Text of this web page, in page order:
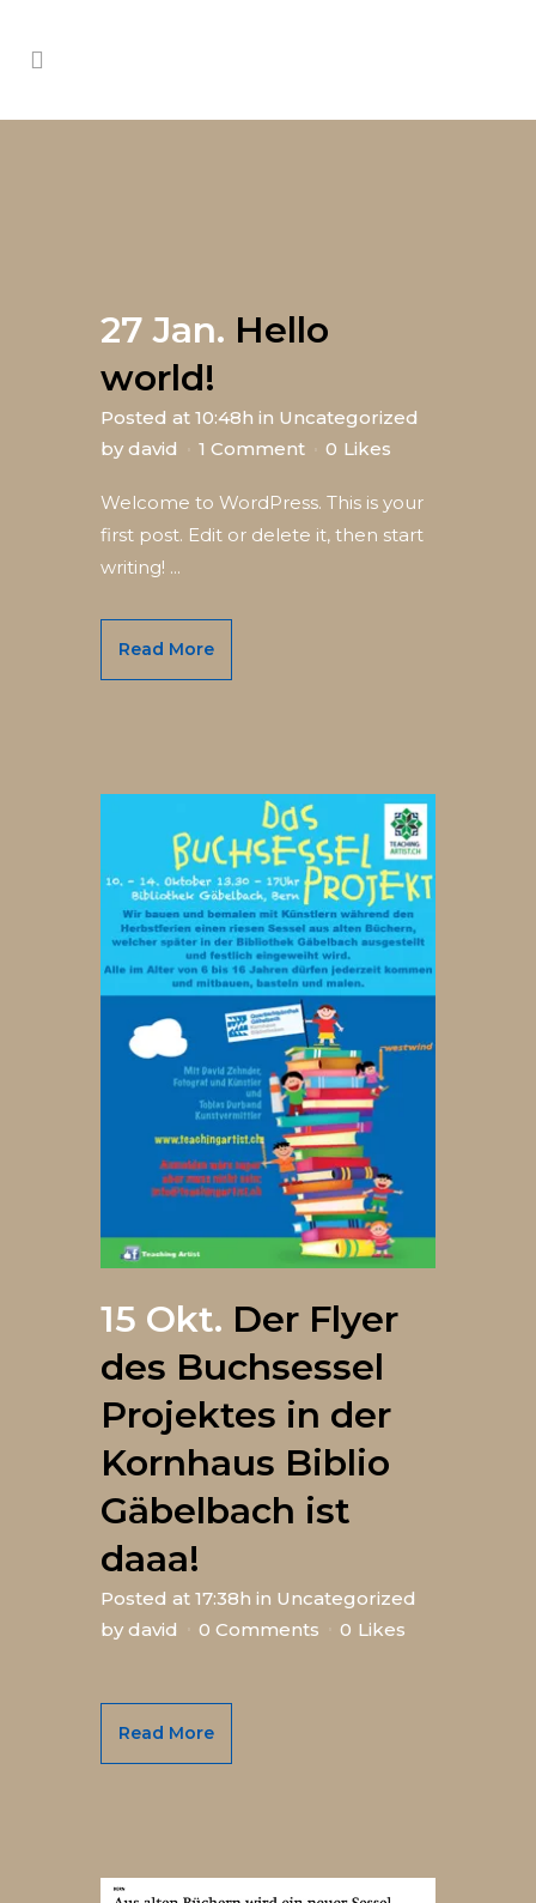
27 Jan. Hello
world!
Posted at 10:48h in Uncategorized
by david 1 Comment 0 Likes
Welcome to WordPress. This is your
first post. Edit or delete it, then start
writing! ...
Read More
15 Okt. Der Flyer
des Buchsessel
Projektes in der
Kornhaus Biblio
Gäbelbach ist
daaa!
Posted at 17:38h in Uncategorized
by david 0 Comments 0 Likes
Read More